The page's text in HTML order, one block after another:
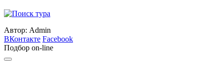
Автор: Admin
ВКонтакте Facebook
Подбор on-line